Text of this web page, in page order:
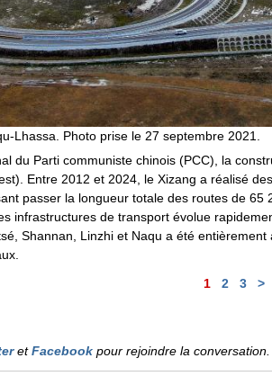
Lhassa. Photo prise le 27 septembre 2021.
du Parti communiste chinois (PCC), la
Entre 2012 et 2024, le Xizang a réalisé
passer la longueur totale des routes de 65
infrastructures de transport évolue
Shannan, Linzhi et Naqu a été
1
2 3 >
etFacebookpour rejoindre la conversation.